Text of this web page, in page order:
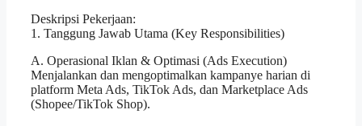
Deskripsi Pekerjaan:
1. Tanggung Jawab Utama (Key Responsibilities)
A. Operasional Iklan & Optimasi (Ads Execution)
Menjalankan dan mengoptimalkan kampanye harian di
platform Meta Ads, TikTok Ads, dan Marketplace Ads
(Shopee/TikTok Shop).